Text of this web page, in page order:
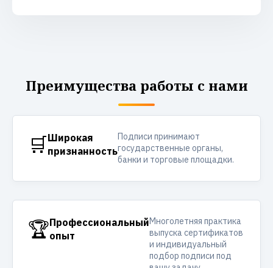
Преимущества работы с нами
🛒Широкая
признанность
Подписи принимают
государственные органы,
банки и торговые площадки.
🏆Профессиональный
опыт
Многолетняя практика
выпуска сертификатов
и индивидуальный
подбор подписи под